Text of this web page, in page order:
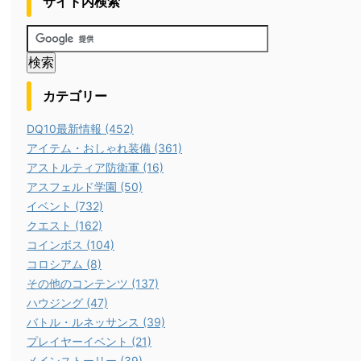
カテゴリー
DQ10最新情報 (452)
アイテム・おしゃれ装備 (361)
アストルティア防衛軍 (16)
アスフェルド学園 (50)
イベント (732)
クエスト (162)
コインボス (104)
コロシアム (8)
その他のコンテンツ (137)
ハウジング (47)
バトル・ルネッサンス (39)
プレイヤーイベント (21)